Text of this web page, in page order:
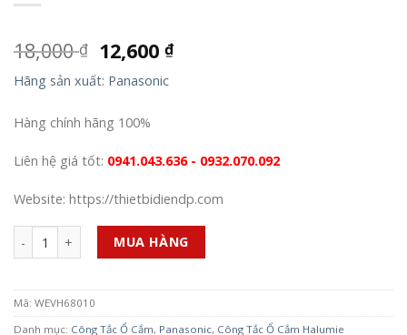
18,000₫ 12,600₫
Hãng sản xuất: Panasonic
Hàng chính hãng 100%
Liên hệ giá tốt: 0941.043.636 - 0932.070.092
Website: https://thietbidiendp.com
Số lượng MUA HÀNG
Mã: WEVH68010
Danh mục: Công Tắc Ổ Cắm, Panasonic, Công Tắc Ổ Cắm Halumie